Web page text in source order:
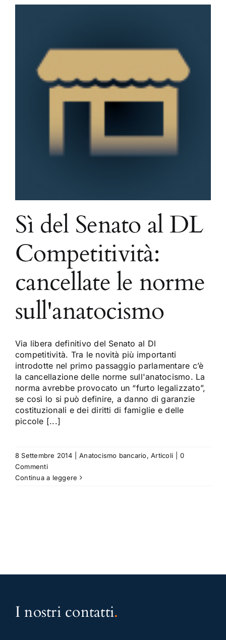
Sì del Senato al DL
Competitività:
cancellate le norme
sull'anatocismo
Via libera definitivo del Senato al Dl
competitività. Tra le novità più importanti
introdotte nel primo passaggio parlamentare c’è
la cancellazione delle norme sull'anatocismo. La
norma avrebbe provocato un “furto legalizzato”,
se così lo si può definire, a danno di garanzie
costituzionali e dei diritti di famiglie e delle
piccole [...]
8 Settembre 2014 Anatocismo bancario,Articoli
0
Commenti
Continua a leggere
I nostri contatti.